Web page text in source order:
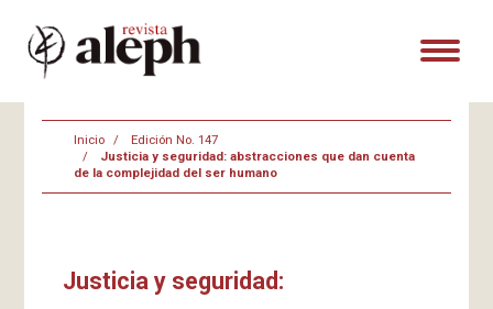
Inicio
Edición No. 147
Justicia y seguridad: abstracciones que dan cuenta
de la complejidad del ser humano
Justicia y seguridad: